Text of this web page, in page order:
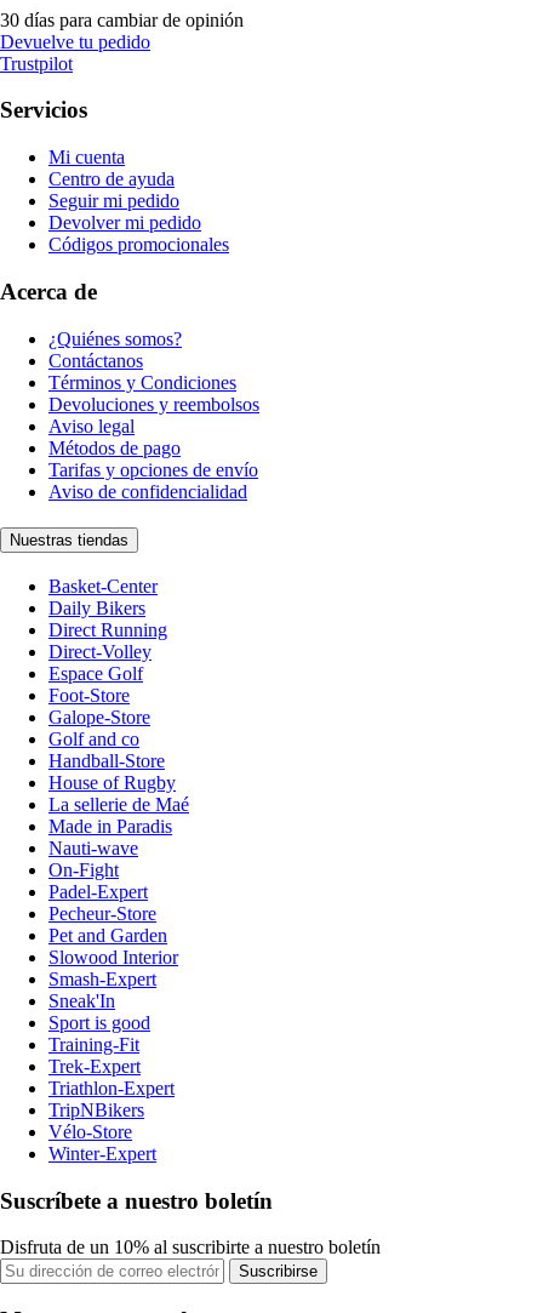
30 días para cambiar de opinión
Devuelve tu pedido
Trustpilot
Servicios
Mi cuenta
Centro de ayuda
Seguir mi pedido
Devolver mi pedido
Códigos promocionales
Acerca de
¿Quiénes somos?
Contáctanos
Términos y Condiciones
Devoluciones y reembolsos
Aviso legal
Métodos de pago
Tarifas y opciones de envío
Aviso de confidencialidad
Nuestras tiendas
Basket-Center
Daily Bikers
Direct Running
Direct-Volley
Espace Golf
Foot-Store
Galope-Store
Golf and co
Handball-Store
House of Rugby
La sellerie de Maé
Made in Paradis
Nauti-wave
On-Fight
Padel-Expert
Pecheur-Store
Pet and Garden
Slowood Interior
Smash-Expert
Sneak'In
Sport is good
Training-Fit
Trek-Expert
Triathlon-Expert
TripNBikers
Vélo-Store
Winter-Expert
Suscríbete a nuestro boletín
Disfruta de un 10% al suscribirte a nuestro boletín
Suscribirse